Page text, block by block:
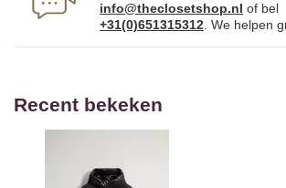
info@theclosetshop.nl of bel
+31(0)651315312 . We helpen
Recent bekeken